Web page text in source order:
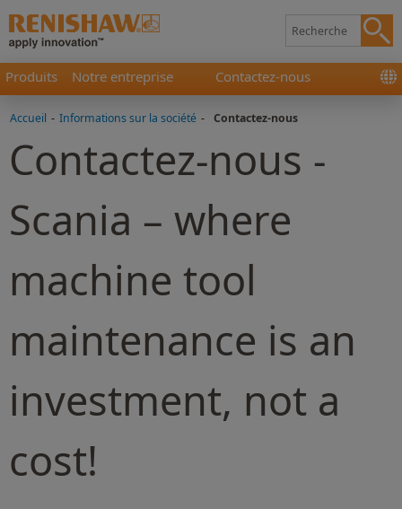
Produits Notre entreprise Contactez-nous
Accueil - Informations sur la société - Contactez-nous
Contactez-nous -
Scania – where
machine tool
maintenance is an
investment, not a
cost!